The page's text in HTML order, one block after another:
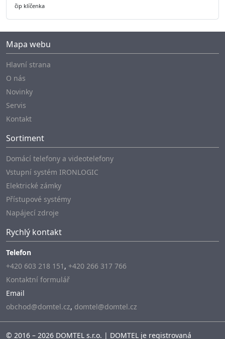
čip klíčenka
Mapa webu
Hlavní strana
O nás
Novinky
Servis
Kontakt
Sortiment
Domácí telefony a videotelefony
Vstupní systém IRONLOGIC
Elektrické zámky
Přístupové systémy
Napájecí zdroje
Rychlý kontakt
Telefon
+420 603 218 151 , +420 266 317 766
Kontaktní formulář
Email
obchod@domtel.cz, domtel@domtel.cz
© 2016 – 2026 DOMTEL s.r.o. | DOMTEL je registrovaná